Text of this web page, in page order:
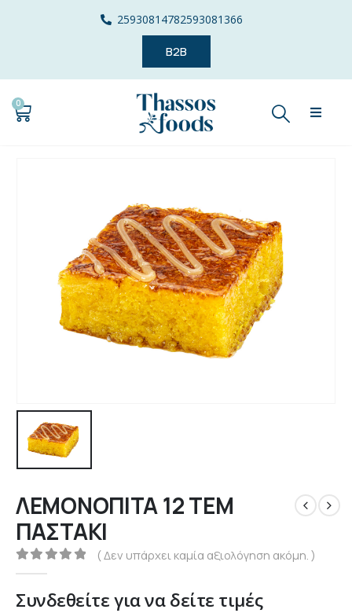
25930814782593081366
B2B
0
ΛΕΜΟΝΟΠΙΤΑ 12 ΤΕΜ
ΠΑΣΤΑΚΙ
0out of 5
( Δεν υπάρχει καμία αξιολόγηση ακόμη. )
Συνδεθείτε για να δείτε τιμές